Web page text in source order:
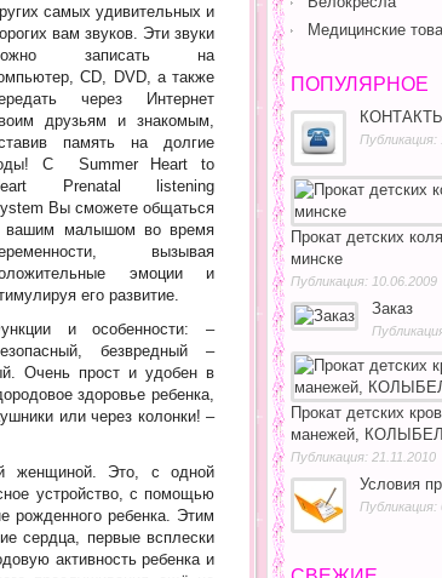
самых удивительных и
вам звуков. Эти звуки
записать на
СD, DVD, а также
через Интернет
друзьям и знакомым,
память на долгие
С Summer Heart to
Prenatal listening
Вы сможете общаться
вашим малышом во время
вызывая
эмоции и
его развитие.
и особенности: –
безвредный –
Очень прост и удобен в
здоровье ребенка,
или через колонки! –
женщиной. Это, с одной
устройство, с помощью
рожденного ребенка. Этим
сердца, первые всплески
активность ребенка и
Медицинские
ПОПУЛЯРНОЕ
КОНТАКТЫ
Публикация:
Прокат детских
минске
Публикация: 10.06.2009
Заказ
Прокат детских
манежей,
Публикация: 21.11.2010
Условия
Публикация: